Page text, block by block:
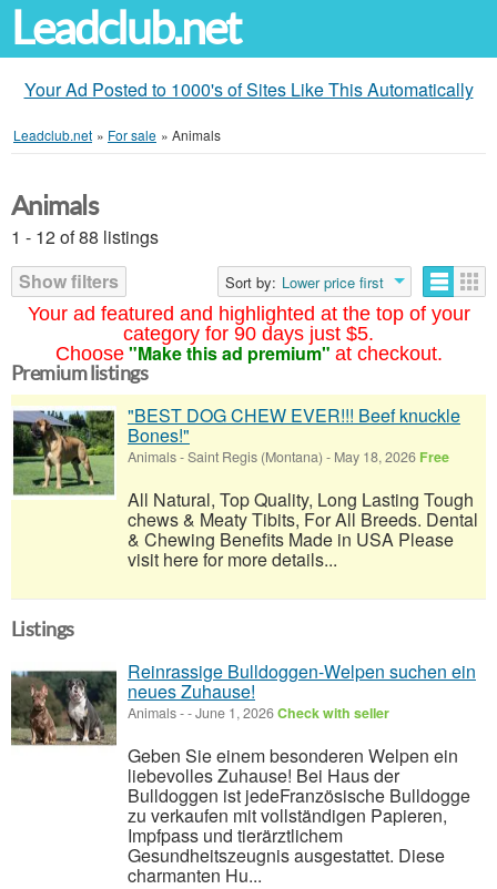
Leadclub.net
Your Ad Posted to 1000's of Sites Like This Automatically
Leadclub.net » For sale » Animals
Your ad featured and highlighted at the top of your
category for 90 days just $5.
Choose "Make this ad premium" at checkout.
Animals
1 - 12 of 88 listings
Show filters
Sort by: Lower price first
Premium listings
"BEST DOG CHEW EVER!!! Beef knuckle
Bones!"
Animals-Saint Regis (Montana) - May 18, 2026 Free
All Natural, Top Quality, Long Lasting Tough
chews & Meaty Tibits, For All Breeds. Dental
& Chewing Benefits Made in USA Please
visit here for more details...
Listings
Reinrassige Bulldoggen-Welpen suchen ein
neues Zuhause!
Animals--June 1, 2026Check with seller
Geben Sie einem besonderen Welpen ein
liebevolles Zuhause! Bei Haus der
Bulldoggen ist jedeFranzösische Bulldogge
zu verkaufen mit vollständigen Papieren,
Impfpass und tierärztlichem
Gesundheitszeugnis ausgestattet. Diese
charmanten Hu...